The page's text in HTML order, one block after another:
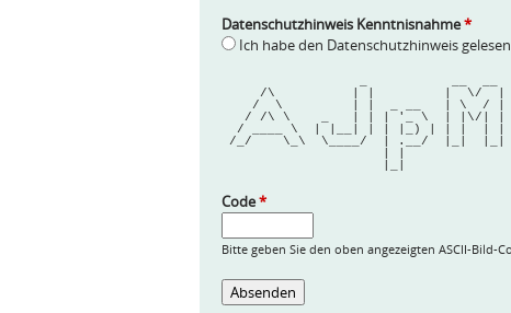
Datenschutzhinweis Kenntnisnahme*
Ich habe den Datenschutzhinweis
/\          | |         |  \/
/  \         | |  _ __   | \  / |
/ /\ \    _   | | | '_ \  | |\/| |
/ ____ \  | |__| | | |_) | | |  | |
/_/    \_\  \____/  | .__/  |_|  |_|
Code*
Bitte geben Sie den oben angezeigten ASCII-Bild-